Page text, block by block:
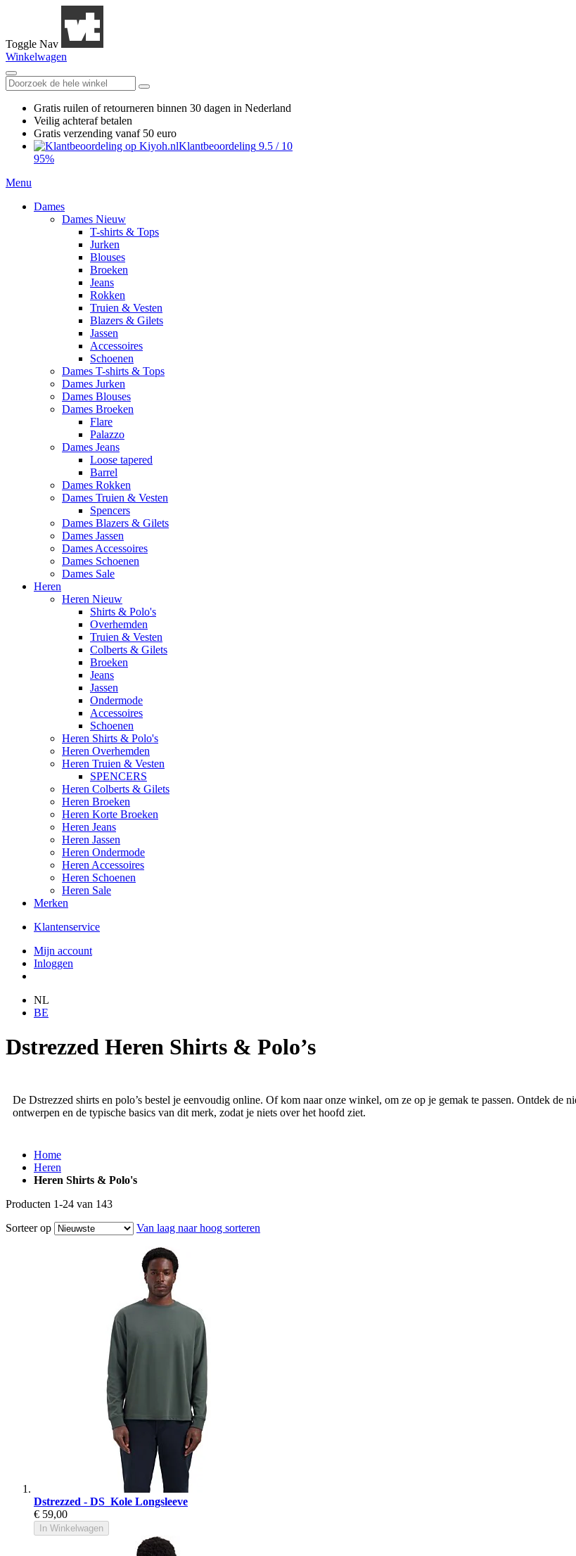
Toggle Nav
Winkelwagen
Gratis ruilen of retourneren binnen 30 dagen in Nederland
Veilig achteraf betalen
Gratis verzending vanaf 50 euro
Klantbeoordeling 9.5 / 10
95%
Menu
Dames
Dames Nieuw
T-shirts & Tops
Jurken
Blouses
Broeken
Jeans
Rokken
Truien & Vesten
Blazers & Gilets
Jassen
Accessoires
Schoenen
Dames T-shirts & Tops
Dames Jurken
Dames Blouses
Dames Broeken
Flare
Palazzo
Dames Jeans
Loose tapered
Barrel
Dames Rokken
Dames Truien & Vesten
Spencers
Dames Blazers & Gilets
Dames Jassen
Dames Accessoires
Dames Schoenen
Dames Sale
Heren
Heren Nieuw
Shirts & Polo's
Overhemden
Truien & Vesten
Colberts & Gilets
Broeken
Jeans
Jassen
Ondermode
Accessoires
Schoenen
Heren Shirts & Polo's
Heren Overhemden
Heren Truien & Vesten
SPENCERS
Heren Colberts & Gilets
Heren Broeken
Heren Korte Broeken
Heren Jeans
Heren Jassen
Heren Ondermode
Heren Accessoires
Heren Schoenen
Heren Sale
Merken
Klantenservice
Mijn account
Inloggen
NL
BE
Dstrezzed Heren Shirts & Polo’s
De Dstrezzed shirts en polo’s bestel je eenvoudig online. Of kom naar onze winkel, om ze op je gemak te passen. Ontdek de
ontwerpen en de typische basics van dit merk, zodat je niets over het hoofd ziet.
Home
Heren
Heren Shirts & Polo's
Producten 1-24 van 143
Sorteer op
Van laag naar hoog sorteren
Dstrezzed - DS_Kole Longsleeve
€ 59,00
In Winkelwagen